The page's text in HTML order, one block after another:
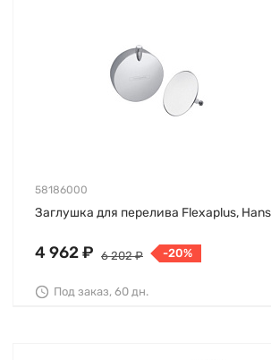
58186000
Заглушка для перелива Flexaplus,
4 962 ₽ 6 202 ₽ -20%
Под заказ, 60 дн.